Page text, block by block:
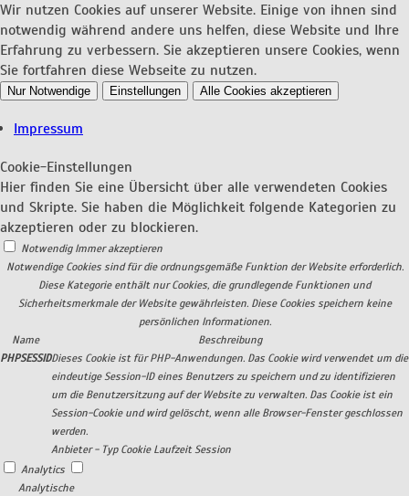
Wir nutzen Cookies auf unserer Website. Einige von ihnen sind
notwendig während andere uns helfen, diese Website und Ihre
Erfahrung zu verbessern. Sie akzeptieren unsere Cookies, wenn
Sie fortfahren diese Webseite zu nutzen.
Nur Notwendige Einstellungen Alle Cookies akzeptieren
Impressum
Cookie-Einstellungen
Hier finden Sie eine Übersicht über alle verwendeten Cookies
und Skripte. Sie haben die Möglichkeit folgende Kategorien zu
akzeptieren oder zu blockieren.
Notwendig Immer akzeptieren
Notwendige Cookies sind für die ordnungsgemäße Funktion der Website erforderlich.
Diese Kategorie enthält nur Cookies, die grundlegende Funktionen und
Sicherheitsmerkmale der Website gewährleisten. Diese Cookies speichern keine
persönlichen Informationen.
Name
Beschreibung
PHPSESSIDDieses Cookie ist für PHP-Anwendungen. Das Cookie wird verwendet um die
eindeutige Session-ID eines Benutzers zu speichern und zu identifizieren
um die Benutzersitzung auf der Website zu verwalten. Das Cookie ist ein
Session-Cookie und wird gelöscht, wenn alle Browser-Fenster geschlossen
werden.
Anbieter - Typ Cookie Laufzeit Session
Analytics
Analytische